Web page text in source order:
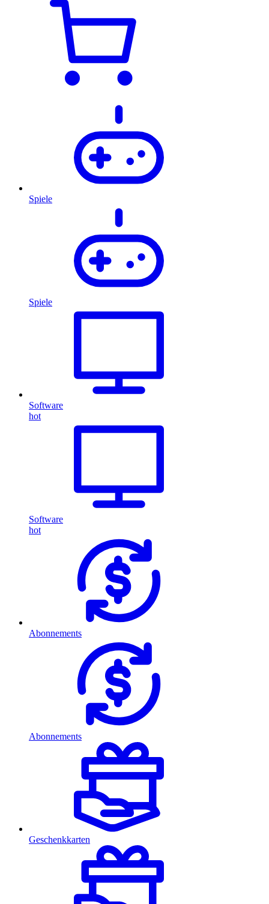
Spiele
Spiele
Software
hot
Software
hot
Abonnements
Abonnements
Geschenkkarten